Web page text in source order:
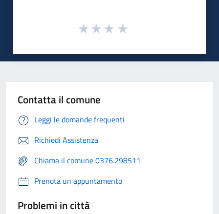
Contatta il comune
Leggi le domande frequenti
Richiedi Assistenza
Chiama il comune 0376.298511
Prenota un appuntamento
Problemi in città